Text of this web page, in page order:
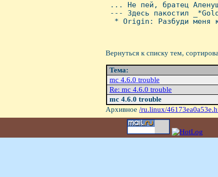
... Hе пей, братец
--- Здесь пакостил
* Origin: Разбуди меня
Вернуться к списку тем,
Тема:
mc 4.6.0 trouble
Re: mc 4.6.0 trouble
mc 4.6.0 trouble
Архивное /ru.linux/